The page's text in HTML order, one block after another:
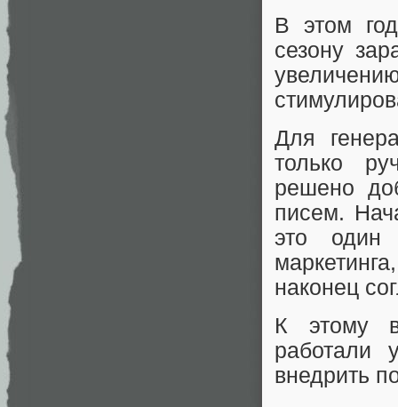
В этом
сезону
Для
только
решено
писем.
это один
наконец
К этому
работали
внедрить